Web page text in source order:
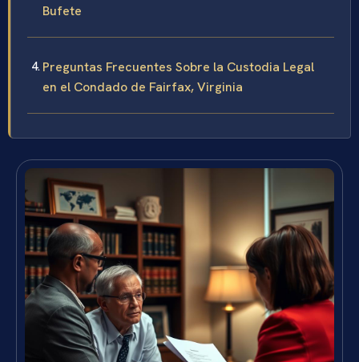
Bufete
Preguntas Frecuentes Sobre la Custodia Legal
en el Condado de Fairfax, Virginia